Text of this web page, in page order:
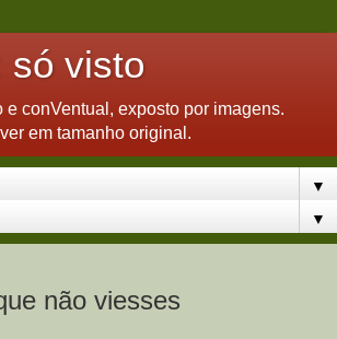
só visto
e conVentual, exposto por imagens.
em tamanho original.
▼
▼
não viesses